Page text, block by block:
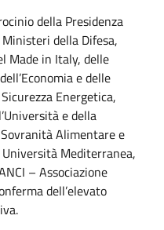
della Presidenza
della Difesa,
Made in Italy, delle
e delle
Energetica,
e della
Alimentare e
Mediterranea,
– Associazione
dell’elevato